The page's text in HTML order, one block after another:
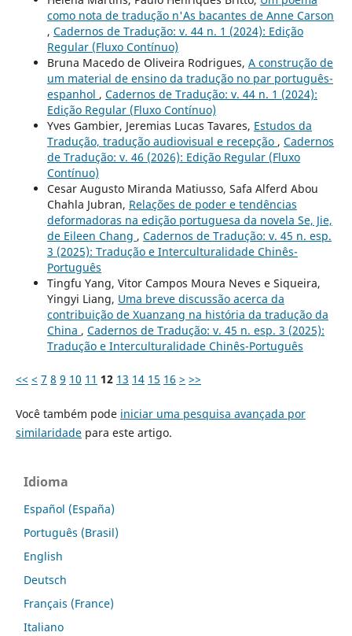
como nota de tradução n'As bacantes de Anne Carson
, Cadernos de Tradução: v. 44 n. 1 (2024): Edição
Regular (Fluxo Contínuo)
Bruna Macedo de Oliveira Rodrigues, A construção de
um material de ensino da tradução no par português-
espanhol , Cadernos de Tradução: v. 44 n. 1 (2024):
Edição Regular (Fluxo Contínuo)
Yves Gambier, Jeremias Lucas Tavares, Estudos da
Tradução, tradução audiovisual e recepção , Cadernos
de Tradução: v. 46 (2026): Edição Regular (Fluxo
Contínuo)
Cesar Augusto Miranda Matiusso, Safa Alferd Abou
Chahla Jubran, Relações de poder e tendências
deformadoras na edição portuguesa da novela Se, Jie,
de Eileen Chang , Cadernos de Tradução: v. 45 n. esp.
3 (2025): Tradução e Interculturalidade Chinês-
Português
Tingfu Yang, Vitor Campos Moura Neves e Siqueira,
Yingyi Liang, Uma breve discussão acerca da
contribuição de Xuanzang na história da tradução da
China , Cadernos de Tradução: v. 45 n. esp. 3 (2025):
Tradução e Interculturalidade Chinês-Português
<< < 7 8 9 10 11 12 13 14 15 16 > >>
Você também pode iniciar uma pesquisa avançada por
similaridadepara este artigo.
Idioma
Español (España)
Português (Brasil)
English
Deutsch
Français (France)
Italiano